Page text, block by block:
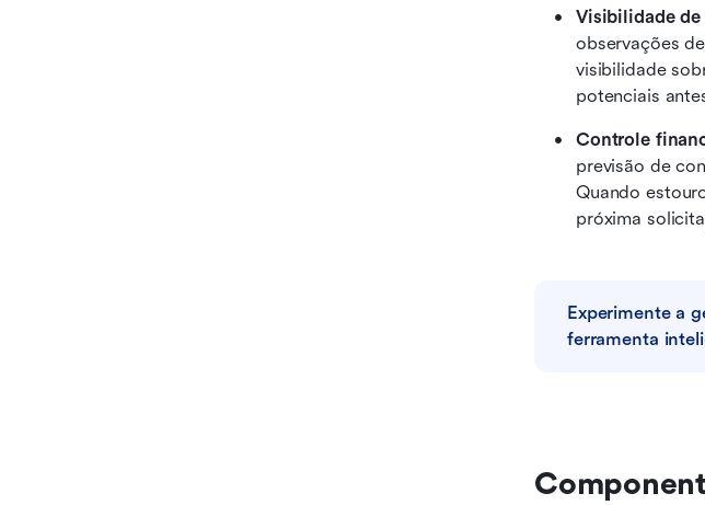
Visibilidade de
observações
visibilidade
potenciais
Controle
previsão de
Quando
próxima
Experimente a
ferramenta